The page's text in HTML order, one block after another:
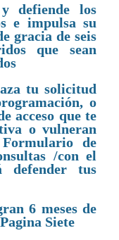
defiende los
e impulsa su
gracia de seis
que sean
tu solicitud
o
acceso que te
o vulneran
de
/con el
defender tus